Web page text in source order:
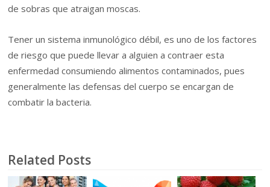
de sobras que atraigan moscas.
Tener un sistema inmunológico débil, es uno de los factores
de riesgo que puede llevar a alguien a contraer esta
enfermedad consumiendo alimentos contaminados, pues
generalmente las defensas del cuerpo se encargan de
combatir la bacteria.
Related Posts